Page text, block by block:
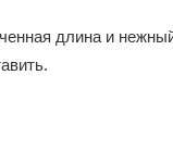
длина и